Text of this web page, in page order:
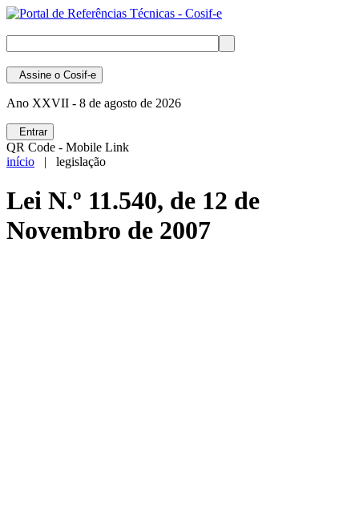
Assine o Cosif-e
Ano XXVII - 8 de agosto de 2026
Entrar
QR Code - Mobile Link
início | legislação
Lei N.º 11.540, de 12 de
Novembro de 2007